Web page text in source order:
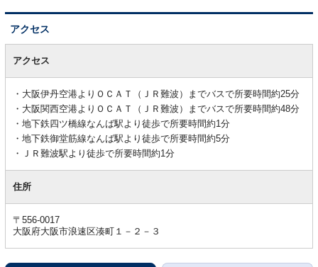
アクセス
アクセス
大阪伊丹空港よりＯＣＡＴ（ＪＲ難波）までバスで所要時間約25分
大阪関西空港よりＯＣＡＴ（ＪＲ難波）までバスで所要時間約48分
地下鉄四ツ橋線なんば駅より徒歩で所要時間約1分
地下鉄御堂筋線なんば駅より徒歩で所要時間約5分
ＪＲ難波駅より徒歩で所要時間約1分
住所
〒556-0017
大阪府大阪市浪速区湊町１－２－３